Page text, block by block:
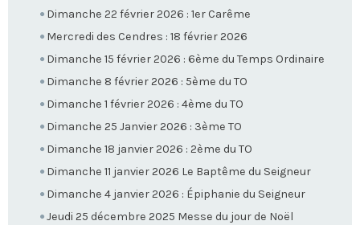
Dimanche 22 février 2026 : 1er Carême
Mercredi des Cendres : 18 février 2026
Dimanche 15 février 2026 : 6ème du Temps Ordinaire
Dimanche 8 février 2026 : 5ème du TO
Dimanche 1 février 2026 : 4ème du TO
Dimanche 25 Janvier 2026 : 3ème TO
Dimanche 18 janvier 2026 : 2ème du TO
Dimanche 11 janvier 2026 Le Baptême du Seigneur
Dimanche 4 janvier 2026 : Épiphanie du Seigneur
Jeudi 25 décembre 2025 Messe du jour de Noël